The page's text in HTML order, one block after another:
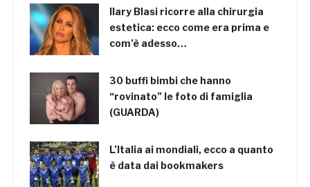
Ilary Blasi ricorre alla chirurgia
estetica: ecco come era prima e
com’è adesso…
30 buffi bimbi che hanno
“rovinato” le foto di famiglia
(GUARDA)
L’Italia ai mondiali, ecco a quanto
è data dai bookmakers